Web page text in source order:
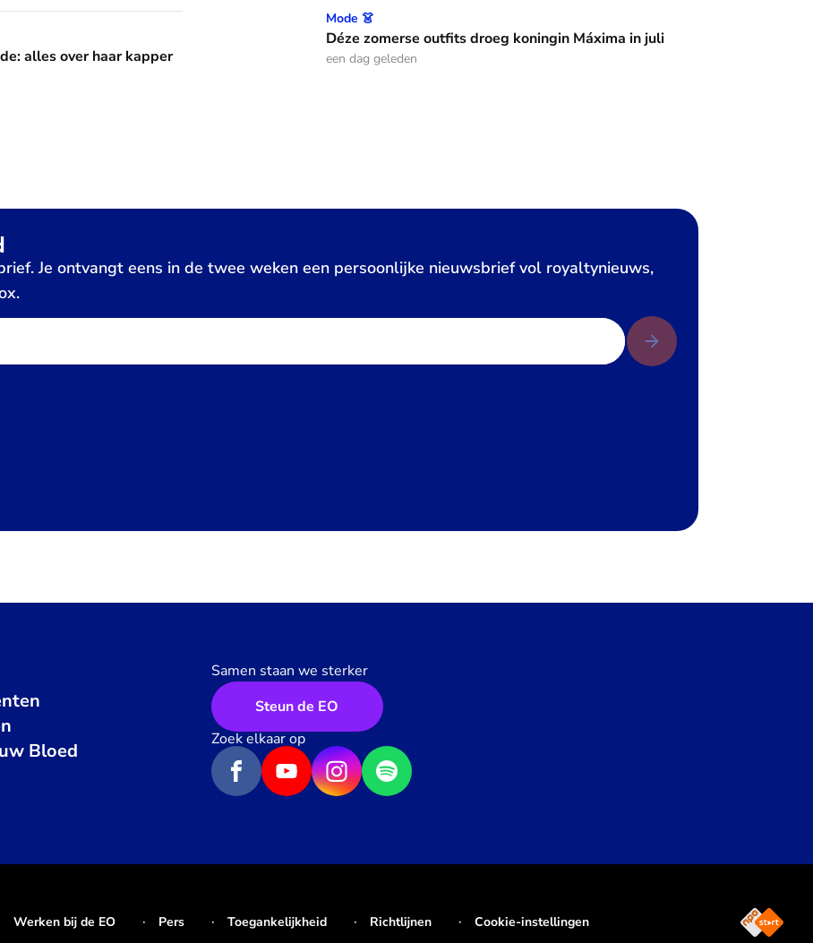
kapper en favoriete kapsels
alles over haar kapper
Déze zomerse outfits droeg koningin Máxima in juli
Mode 👗
Déze zomerse outfits droeg koningin Máxima in juli
een dag geleden
Je ontvangt eens in de twee weken een persoonlijke nieuwsbrief vol royaltynieuws,
Bloed
Samen staan we sterker
Steun de EO
Zoek elkaar op
Werken bij de EO Pers Toegankelijkheid Richtlijnen Cookie-instellingen